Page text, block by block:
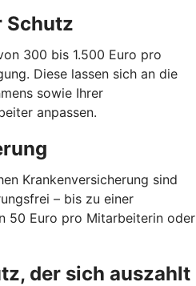
Schutz
300 bis 1.500 Euro pro
Diese lassen sich an die
sowie Ihrer
anpassen.
Krankenversicherung sind
– bis zu einer
50 Euro pro Mitarbeiterin oder
der sich auszahlt